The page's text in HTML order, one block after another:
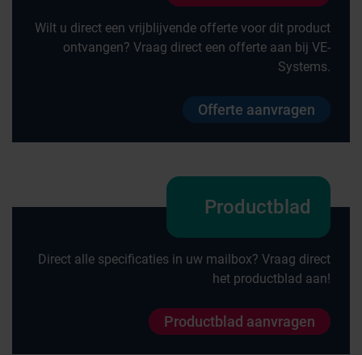
Wilt u direct een vrijblijvende offerte voor dit product
ontvangen? Vraag direct een offerte aan bij VE-
Systems.
Offerte aanvragen
Productblad
Direct alle specificaties in uw mailbox? Vraag direct
het productblad aan!
Productblad aanvragen